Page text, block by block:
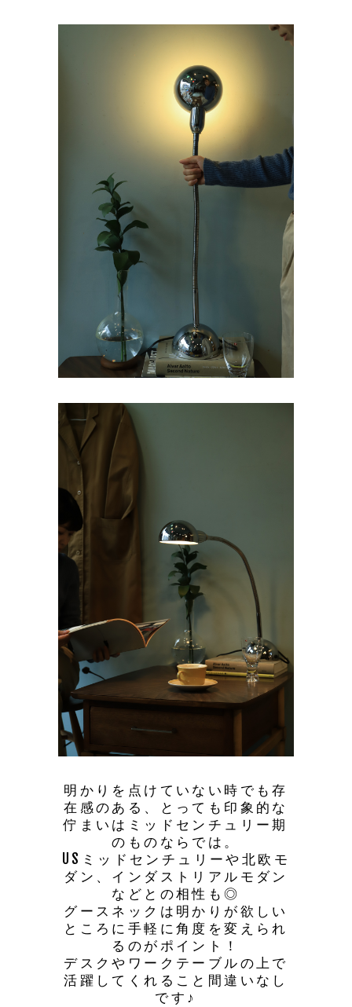
明かりを点けていない時でも存
在感のある、とっても印象的な
佇まいはミッドセンチュリー期
のものならでは。
USミッドセンチュリーや北欧モ
ダン、インダストリアルモダン
などとの相性も◎
グースネックは明かりが欲しい
ところに手軽に角度を変えられ
るのがポイント！
デスクやワークテーブルの上で
活躍してくれること間違いなし
です♪